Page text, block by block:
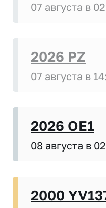
07 августа в
2026 PZ
07 августа в
2026 OE1
08 августа в
2000